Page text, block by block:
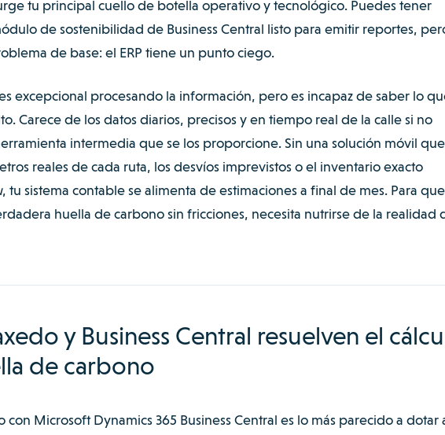
tu principal cuello de botella operativo y tecnológico. Puedes tener
de sostenibilidad de Business Central listo para emitir reportes,
de base: el ERP tiene un punto ciego.
excepcional procesando la información, pero es incapaz de saber lo
Carece de los datos diarios, precisos y en tiempo real de la calle si no
intermedia que se los proporcione. Sin una solución móvil que
reales de cada ruta, los desvíos imprevistos o el inventario exacto
, tu sistema contable se alimenta de estimaciones a final de mes. Para
huella de carbono sin fricciones, necesita nutrirse de la realidad
y Business Central resuelven el
de carbono
con Microsoft Dynamics 365 Business Central es lo más parecido a dotar